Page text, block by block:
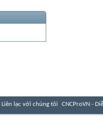
Liên lạc với chúng tôi CNCProVN -